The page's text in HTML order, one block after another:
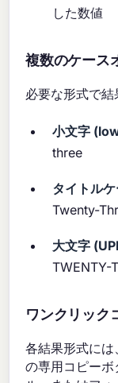
した数値
複数のケース
必要な形式で結
小文字
three
タイトル
Twenty-
大文字
TWENTY-
ワンクリック
各結果形式に
の専用コピー